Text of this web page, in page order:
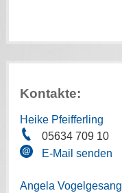
Kontakte:
Heike Pfeifferling
05634 709 10
E-Mail senden
Angela Vogelgesang